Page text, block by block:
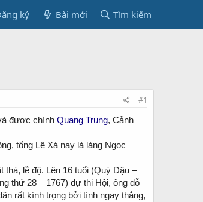
ký Bài mới Tìm kiếm
#1
được chính Quang Trung, Cảnh
tổng Lê Xá nay là làng Ngọc
lễ độ. Lên 16 tuổi (Quý Dậu –
thứ 28 – 1767) dự thi Hội, ông đỗ
rất kính trọng bởi tính ngay thẳng,